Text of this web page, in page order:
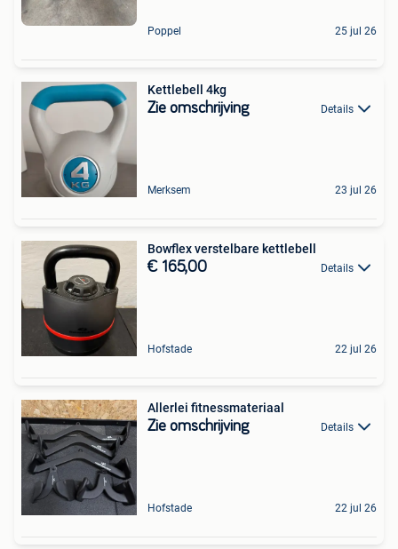
Poppel 25 jul 26
Kettlebell 4kg
Zie omschrijving Details
Merksem 23 jul 26
Bowflex verstelbare kettlebell
€ 165,00 Details
Hofstade 22 jul 26
Allerlei fitnessmateriaal
Zie omschrijving Details
Hofstade 22 jul 26